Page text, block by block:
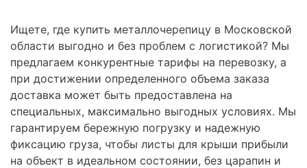
Ищете, где купить металлочерепицу в Московской
области выгодно и без проблем с логистикой? Мы
предлагаем конкурентные тарифы на перевозку, а
при достижении определенного объема заказа
доставка может быть предоставлена на
специальных, максимально выгодных условиях. Мы
гарантируем бережную погрузку и надежную
фиксацию груза, чтобы листы для крыши прибыли
на объект в идеальном состоянии, без царапин и